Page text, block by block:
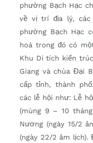
phường Bạch Hạc
về vị trí địa lý,
phường Bạch Hạc
hoá trong đó có
Khu Di tích kiến
Giang và chùa Đại
cấp tỉnh, thành
các lễ hội như: Lễ
(mùng 9 – 10
Nương (ngày 15/2
(ngày 22/2 âm lịch).